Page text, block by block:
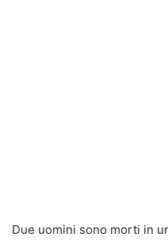
Due uomini sono morti in